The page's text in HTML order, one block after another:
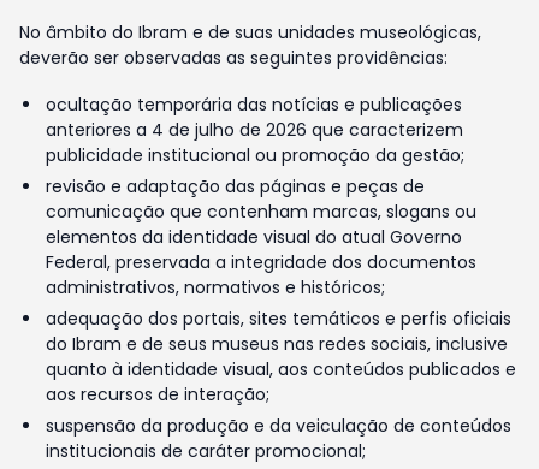
No âmbito do Ibram e de suas unidades museológicas,
deverão ser observadas as seguintes providências:
ocultação temporária das notícias e publicações
anteriores a 4 de julho de 2026 que caracterizem
publicidade institucional ou promoção da gestão;
revisão e adaptação das páginas e peças de
comunicação que contenham marcas, slogans ou
elementos da identidade visual do atual Governo
Federal, preservada a integridade dos documentos
administrativos, normativos e históricos;
adequação dos portais, sites temáticos e perfis oficiais
do Ibram e de seus museus nas redes sociais, inclusive
quanto à identidade visual, aos conteúdos publicados e
aos recursos de interação;
suspensão da produção e da veiculação de conteúdos
institucionais de caráter promocional;